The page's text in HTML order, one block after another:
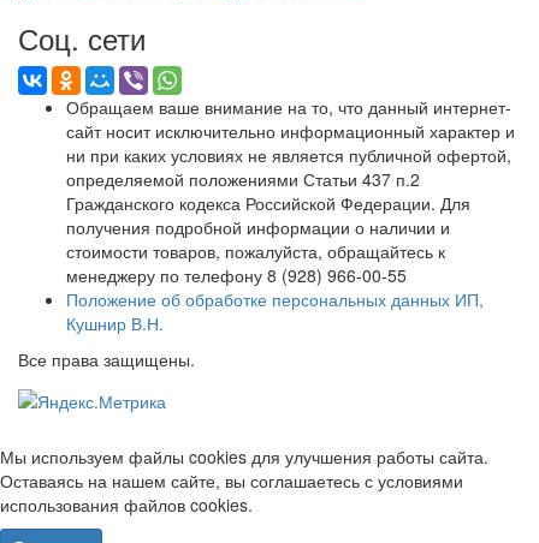
Соц. сети
Обращаем ваше внимание на то, что данный интернет-
сайт носит исключительно информационный характер и
ни при каких условиях не является публичной офертой,
определяемой положениями Статьи 437 п.2
Гражданского кодекса Российской Федерации. Для
получения подробной информации о наличии и
стоимости товаров, пожалуйста, обращайтесь к
менеджеру по телефону 8 (928) 966-00-55
Положение об обработке персональных данных ИП,
Кушнир В.Н.
Все права защищены.
Мы используем файлы cookies для улучшения работы сайта.
Оставаясь на нашем сайте, вы соглашаетесь с условиями
использования файлов cookies.